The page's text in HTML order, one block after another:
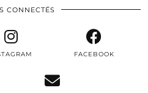
CONNECTÉS
FACEBOOK